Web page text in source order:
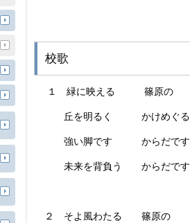
校歌
１ 緑に映える 篠原の
丘を明るく かけめぐる
強い脚です からだです
未来を背負う からだです
２ そよ風わたる 篠原の